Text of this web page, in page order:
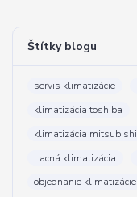
Štítky blogu
servis klimatizácie
klimatizácia toshiba
klimatizácia mitsubishi
Lacná klimatizácia
objednanie klimatizácie